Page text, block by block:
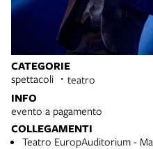
CATEGORIE
spettacoli teatro
INFO
evento a pagamento
COLLEGAMENTI
Teatro EuropAuditorium -